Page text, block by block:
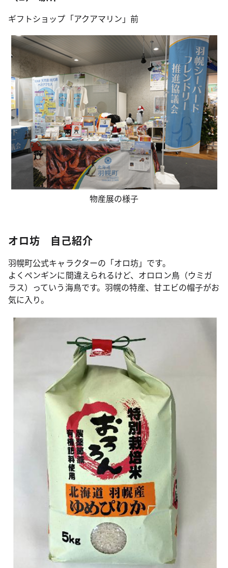
ギフトショップ「アクアマリン」前
物産展の様子
オロ坊 自己紹介
羽幌町公式キャラクターの「オロ坊」です。
よくペンギンに間違えられるけど、オロロン鳥（ウミガ
ラス）っていう海鳥です。羽幌の特産、甘エビの帽子がお
気に入り。